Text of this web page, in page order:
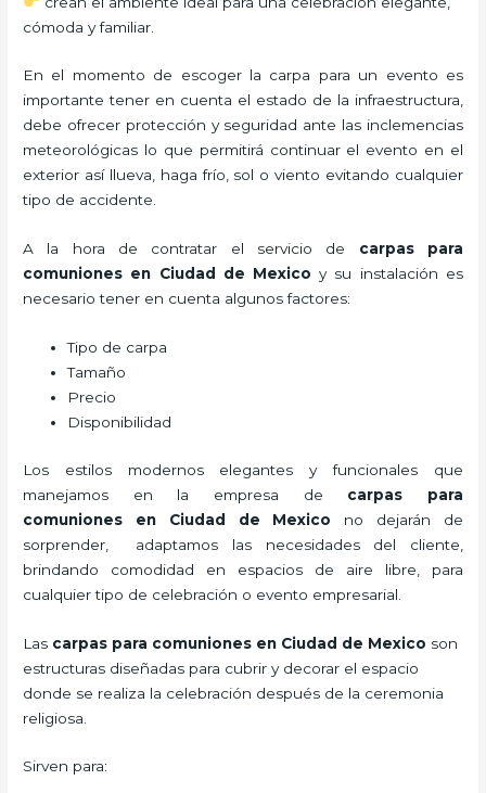
cómoda y familiar.
En el momento de escoger la carpa para un evento es
importante tener en cuenta el estado de la infraestructura,
debe ofrecer protección y seguridad ante las inclemencias
meteorológicas lo que permitirá continuar el evento en el
exterior así llueva, haga frío, sol o viento evitando cualquier
tipo de accidente.
A la hora de contratar el servicio de carpas para
comuniones en Ciudad de Mexico y su instalación es
necesario tener en cuenta algunos factores:
Tipo de carpa
Tamaño
Precio
Disponibilidad
Los estilos modernos elegantes y funcionales que
manejamos en la empresa de carpas para
comuniones en Ciudad de Mexico no dejarán de
sorprender, adaptamos las necesidades del cliente,
brindando comodidad en espacios de aire libre, para
cualquier tipo de celebración o evento empresarial.
Las carpas para comuniones en Ciudad de Mexico son
estructuras diseñadas para cubrir y decorar el espacio
donde se realiza la celebración después de la ceremonia
religiosa.
Sirven para: